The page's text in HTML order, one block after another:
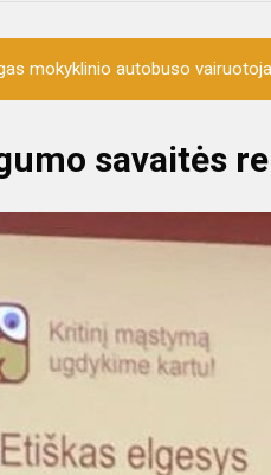
mokyklinio autobuso
savaitės